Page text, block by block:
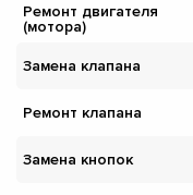
Ремонт двигателя
(мотора)
Замена клапана
Ремонт клапана
Замена кнопок